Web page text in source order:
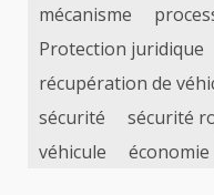
mécanisme
Protection juridique
récupération de
sécurité
sécurité
véhicule
économie